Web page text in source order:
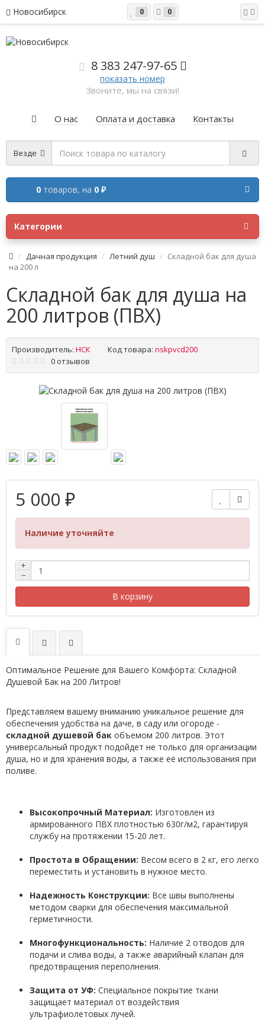
Новосибирск 0 0
8 383 247-97-65
показать номер
Звоните, мы на связи!
О нас Оплата и доставка Контакты
Везде
0 товаров, на 0 ₽
Категории
Дачная продукция Летний душ
Складной бак для душа
на 200 л
Складной бак для душа на
200 литров (ПВХ)
Производитель: НСК Код товара: nskpvcd200
0 отзывов
5 000 ₽
Наличие уточняйте
+
−
В корзину
Оптимальное Решение для Вашего Комфорта: Складной
Душевой Бак на 200 Литров!
Представляем вашему вниманию уникальное решение для
обеспечения удобства на даче, в саду или огороде -
складной душевой бак объемом 200 литров. Этот
универсальный продукт подойдет не только для организации
душа, но и для хранения воды, а также её использования при
поливе.
Высокопрочный Материал: Изготовлен из
армированного ПВХ плотностью 630г/м2, гарантируя
службу на протяжении 15-20 лет.
Простота в Обращении: Весом всего в 2 кг, его легко
переместить и установить в нужное место.
Надежность Конструкции: Все швы выполнены
методом сварки для обеспечения максимальной
герметичности.
Многофункциональность: Наличие 2 отводов для
подачи и слива воды, а также аварийный клапан для
предотвращения переполнения.
Защита от УФ: Специальное покрытие ткани
защищает материал от воздействия
ультрафиолетовых лучей.